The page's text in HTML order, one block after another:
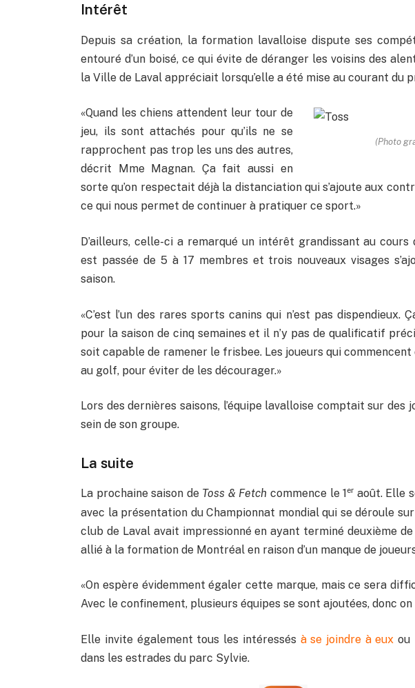
Intérêt
Depuis sa création, la formation lavalloise dispute ses
entouré d’un boisé, ce qui évite de déranger les voisins des
la Ville de Laval appréciait lorsqu’elle a été mise au courant du
(Photo
«Quand les chiens attendent leur tour de
jeu, ils sont attachés pour qu’ils ne se
rapprochent pas trop les uns des autres,
décrit Mme Magnan. Ça fait aussi en
sorte qu’on respectait déjà la distanciation qui s’ajoute aux
ce qui nous permet de continuer à pratiquer ce sport.»
D’ailleurs, celle-ci a remarqué un intérêt grandissant au cours
est passée de 5 à 17 membres et trois nouveaux visages
saison.
«C’est l’un des rares sports canins qui n’est pas dispendieux.
pour la saison de cinq semaines et il n’y pas de qualificatif
soit capable de ramener le frisbee. Les joueurs qui commencent
au golf, pour éviter de les décourager.»
Lors des dernières saisons, l’équipe lavalloise comptait sur des
sein de son groupe.
La suite
La prochaine saison de Toss & Fetch commence le 1 er août. Elle
avec la présentation du Championnat mondial qui se déroule
club de Laval avait impressionné en ayant terminé deuxième
allié à la formation de Montréal en raison d’un manque de
«On espère évidemment égaler cette marque, mais ce sera
Avec le confinement, plusieurs équipes se sont ajoutées, donc on
Elle invite également tous les intéressés à se joindre à eux ou
dans les estrades du parc Sylvie.